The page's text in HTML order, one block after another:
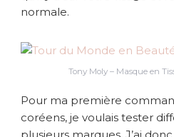
normale.
Tony Moly – Masque en
Pour ma première
coréens, je voulais tester